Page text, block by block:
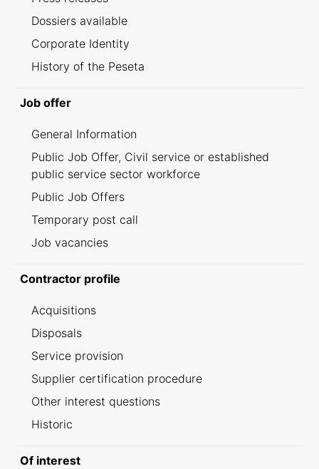
Dossiers available
Corporate Identity
History of the Peseta
Job offer
General Information
Public Job Offer, Civil service or established
public service sector workforce
Public Job Offers
Temporary post call
Job vacancies
Contractor profile
Acquisitions
Disposals
Service provision
Supplier certification procedure
Other interest questions
Historic
Of interest